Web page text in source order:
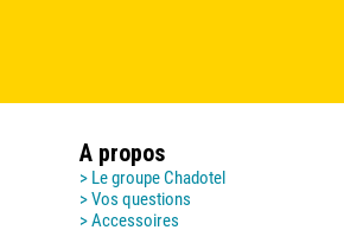
A propos
> Le groupe Chadotel
> Vos questions
> Accessoires